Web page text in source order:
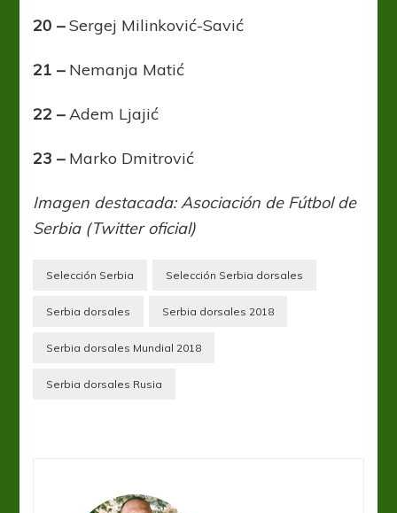
20 –Sergej Milinković-Savić
21 –Nemanja Matić
22 –Adem Ljajić
23 –Marko Dmitrović
Imagen destacada: Asociación de Fútbol de
Serbia (Twitter oficial)
Selección Serbia Selección Serbia dorsales
Serbia dorsales Serbia dorsales 2018
Serbia dorsales Mundial 2018
Serbia dorsales Rusia